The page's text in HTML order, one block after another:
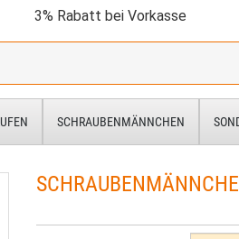
3% Rabatt bei Vorkasse
SCHRAUBENMÄNNCHEN